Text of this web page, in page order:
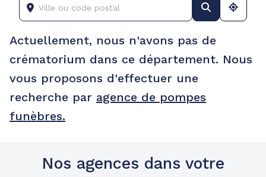
Actuellement, nous n'avons pas de
crématorium dans ce département. Nous
vous proposons d'effectuer une
recherche par agence de pompes
funèbres.
Nos agences dans votre